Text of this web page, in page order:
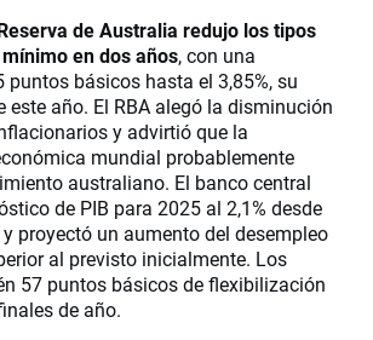
de Australia redujo los tipos
en dos años, con una
puntos básicos hasta el 3,85%, su
este año. El RBA alegó la disminución
y advirtió que la
mundial probablemente
australiano. El banco central
de PIB para 2025 al 2,1% desde
proyectó un aumento del desempleo
al previsto inicialmente. Los
57 puntos básicos de flexibilización
de año.